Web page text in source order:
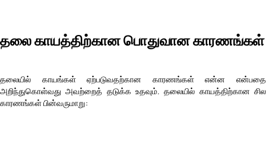
தலை காயத்திற்கான பொதுவான காரணங்கள்
தலையில் காயங்கள் ஏற்படுவதற்கான காரணங்கள் என்ன என்பதை
அறிந்துகொள்வது அவற்றைத் தடுக்க உதவும். தலையில் காயத்திற்கான சில
காரணங்கள் பின்வருமாறு: